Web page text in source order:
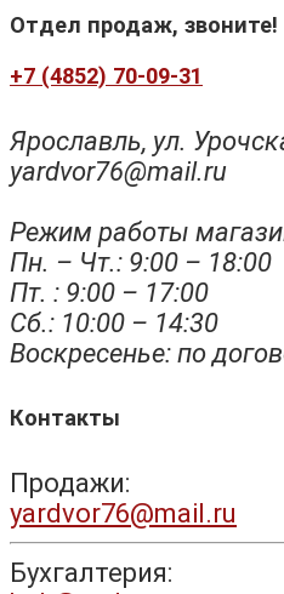
Отдел продаж, звоните!
+7 (4852) 70-09-31
Ярославль, ул.
yardvor76@mail.ru
Режим работы
Пн. – Чт.: 9:00 – 18:00
Пт. : 9:00 – 17:00
Сб.: 10:00 – 14:30
Воскресенье: по
Контакты
Продажи:
yardvor76@mail.ru
Бухгалтерия: